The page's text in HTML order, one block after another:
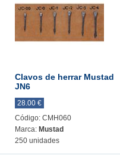
Clavos de herrar Mustad
JN6
28.00 €
Código: CMH060
Marca: Mustad
250 unidades